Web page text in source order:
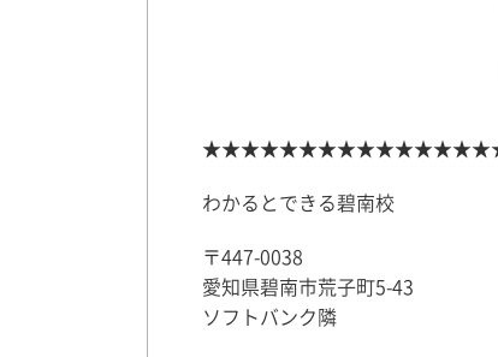
わかるとできる碧南校
〒447-0038
愛知県碧南市荒子町5-43
ソフトバンク隣